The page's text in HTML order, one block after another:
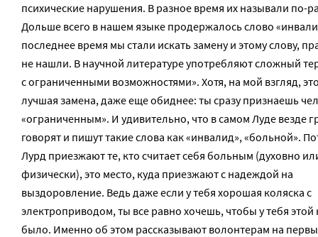
психические нарушения. В разное время их называли по-
Дольше всего в нашем языке продержалось слово
последнее время мы стали искать замену и этому слову,
не нашли. В научной литературе употребляют сложный
с ограниченными возможностями». Хотя, на мой взгляд,
лучшая замена, даже еще обиднее: ты сразу признаешь
«ограниченным». И удивительно, что в самом Луде везде
говорят и пишут такие слова как «инвалид», «больной».
Лурд приезжают те, кто считает себя больным (духовно
физически), это место, куда приезжают с надеждой на
выздоровление. Ведь даже если у тебя хорошая коляска с
электроприводом, ты все равно хочешь, чтобы у тебя этой
было. Именно об этом рассказывают волонтерам на